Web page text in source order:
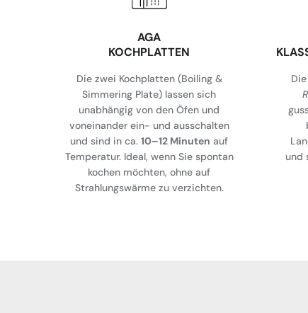
AGA
KOCHPLATTEN
Die zwei Kochplatten (Boiling &
Simmering Plate) lassen sich
unabhängig von den Öfen und
voneinander ein- und ausschalten
und sind in ca.10–12 Minuten auf
Temperatur. Ideal, wenn Sie spontan
kochen möchten, ohne auf
Strahlungswärme zu verzichten.
und